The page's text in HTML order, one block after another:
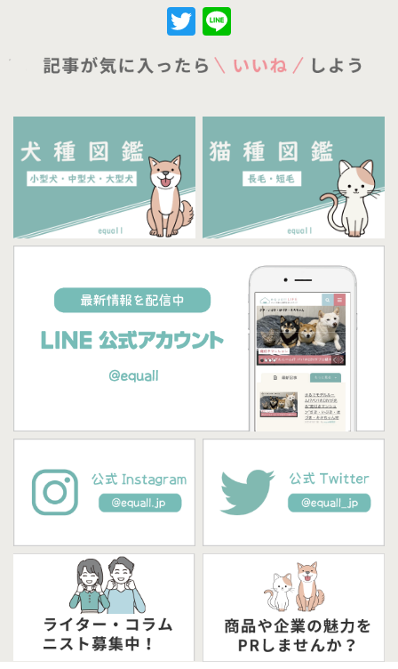
Twitter